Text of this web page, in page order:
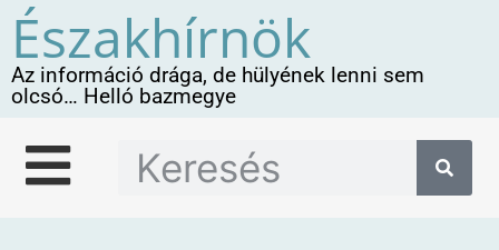
Északhírnök
Az információ drága, de hülyének lenni sem
olcsó… Helló bazmegye